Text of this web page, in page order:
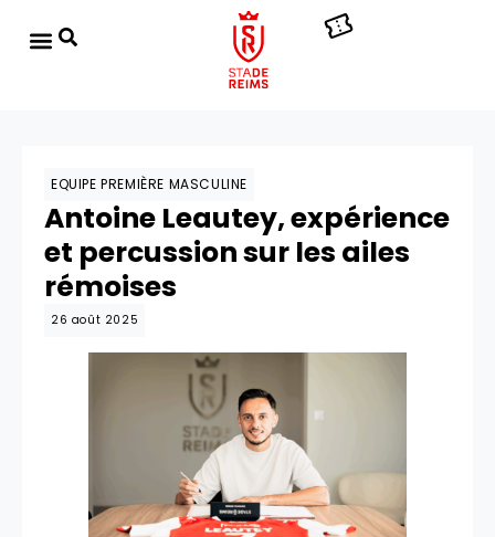
EQUIPE PREMIÈRE MASCULINE
Antoine Leautey, expérience
et percussion sur les ailes
rémoises
26 août 2025